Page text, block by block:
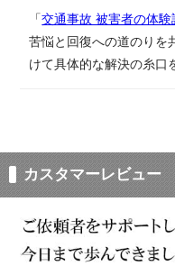
「交通事故 被害者の体験
苦悩と​回復への​道のりを​
けて具体的な​解決の​糸口
カスタマーレビュー